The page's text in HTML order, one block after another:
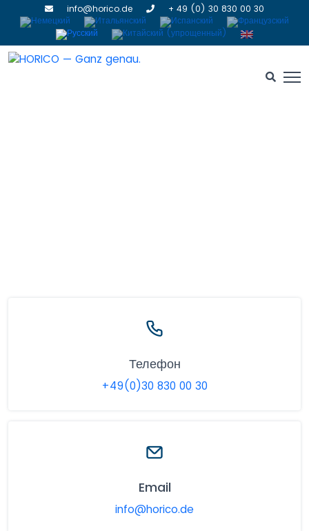
info@horico.de + 49 (0) 30 830 00 30
Телефон
+49(0)30 830 00 30
Email
info@horico.de